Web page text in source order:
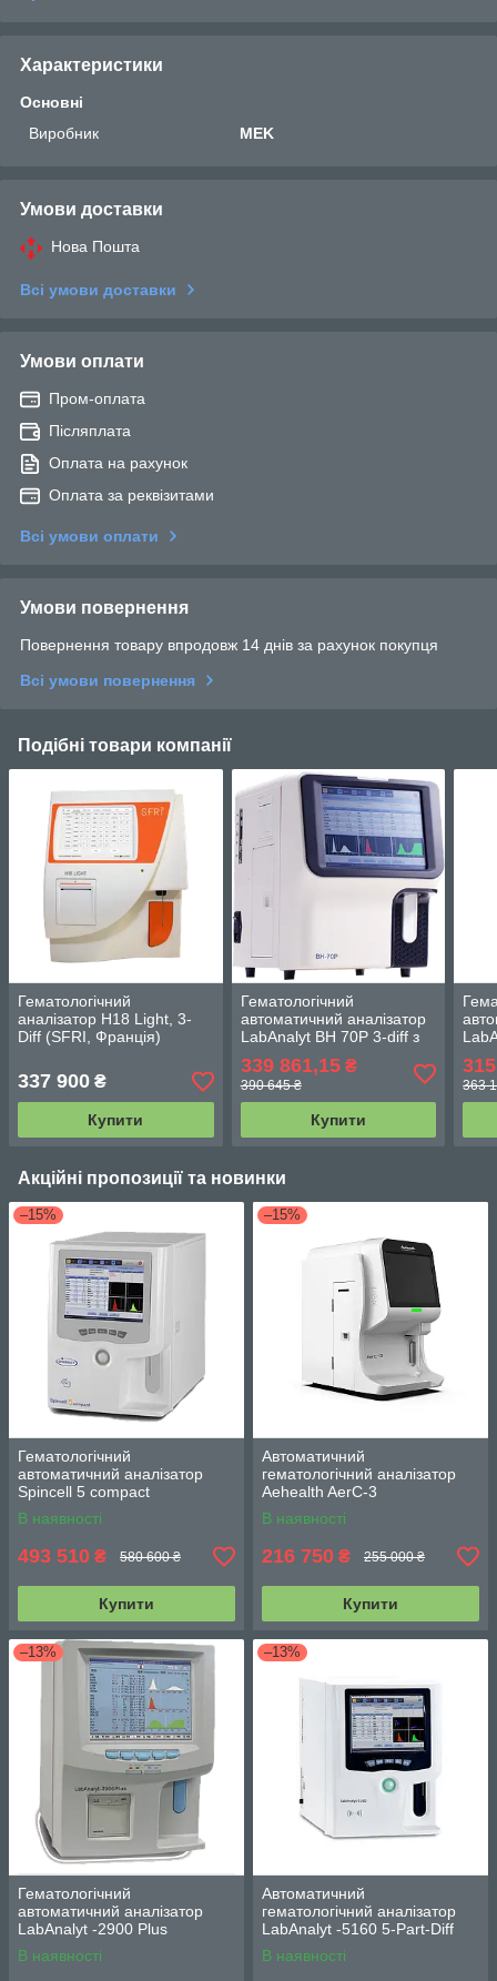
Характеристики
Основні
Виробник
MEK
Умови доставки
Нова Пошта
Всі умови доставки
Умови оплати
Пром-оплата
Післяплата
Оплата на рахунок
Оплата за реквізитами
Всі умови оплати
Умови повернення
Повернення товару впродовж 14 днів за рахунок покупця
Всі умови повернення
Подібні товари компанії
Гематологічний
аналізатор H18 Light, 3-
Diff (SFRI, Франція)
337 900 ₴
Купити
Гематологічний
автоматичний аналізатор
LabAnalyt BH 70Р 3-diff з
джерелом безперебійного
живлення
339 861,15₴
390 645 ₴
Купити
363
Акційні пропозиції та новинки
–15%
Гематологічний
автоматичний аналізатор
Spincell 5 compact
В наявності
493 510 ₴ 580 600 ₴
Купити
–15%
Автоматичний
гематологічний аналізатор
Aehealth AerC-3
В наявності
216 750 ₴ 255 000 ₴
Купити
–13%
Гематологічний
автоматичний аналізатор
LabAnalyt -2900 Plus
В наявності
–13%
Автоматичний
гематологічний аналізатор
LabAnalyt -5160 5-Part-Diff
В наявності